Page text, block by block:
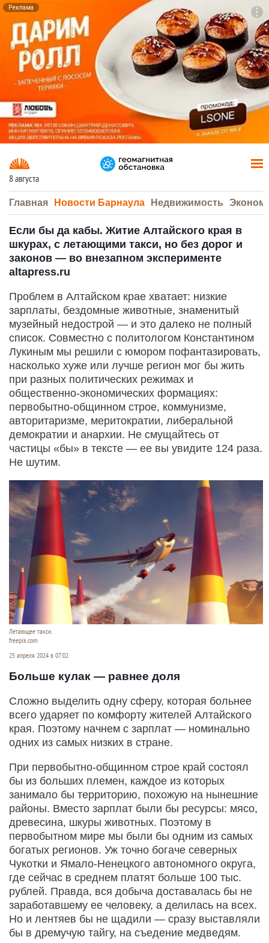
Реклама
8 августа
Главная Новости Барнаула Недвижимость
Если бы да кабы. Житие Алтайского края в
шкурах, с летающими такси, но без дорог и
законов — во внезапном эксперименте
altapress.ru
Проблем в Алтайском крае хватает: низкие
зарплаты, бездомные животные, знаменитый
музейный недострой — и это далеко не полный
список. Совместно с политологом Константином
Лукиным мы решили с юмором пофантазировать,
насколько хуже или лучше регион мог бы жить
при разных политических режимах и
общественно-­экономических формациях:
первобытно-общинном строе, коммунизме,
авторитаризме, меритократии, либеральной
демократии и анархии. Не смущайтесь от
частицы «бы» в тексте — ее вы увидите 124 раза.
Не шутим.
Летающее такси.
freepik.com
25 апреля 2024 в 07:02
Больше кулак — равнее доля
Сложно выделить одну сферу, кото­рая больнее
всего ударяет по комфорту жителей Алтайского
края. Поэтому начнем с зарплат — номинально
одних из самых низких в стране.
При первобытно-общинном строе край состоял
бы из больших племен, каждое из которых
занимало бы территорию, похожую на нынешние
районы. Вместо зарплат были бы ресурсы: мясо,
древесина, шкуры животных. Поэтому в
первобытном мире мы были бы одним из самых
богатых регионов. Уж точно богаче северных
Чукотки и Ямало-Ненецкого автономного округа,
где сейчас в среднем платят больше 100 тыс.
рублей. Правда, вся добыча доставалась бы не
заработавшему ее человеку, а делилась на всех.
Но и лентяев бы не щадили — сразу выставляли
бы в дремучую тайгу, на съедение медведям.